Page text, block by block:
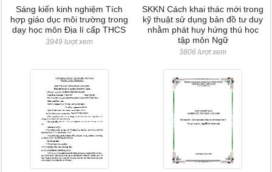
Sáng kiến kinh nghiệm Tích
hợp giáo dục môi trường trong
dạy học môn Địa lí cấp THCS
3949 lượt xem
SKKN Cách khai thác mới trong
kỹ thuật sử dụng bản đồ tư duy
nhằm phát huy hứng thú học
tập môn Ngữ
3806 lượt xem